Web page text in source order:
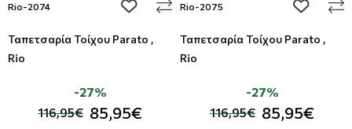
Rio-2074 add to wishlist
Ταπετσαρία Τοίχου Parato ,
Rio
116,95€ 85,95€
-27%
Rio-2075 add to
Ταπετσαρία Τοίχου Parato ,
Rio
116,95€ 85,95€
-27%